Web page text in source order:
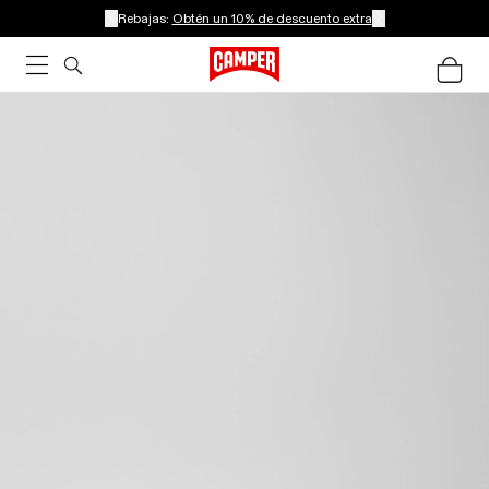
Rebajas: Obtén un 10% de descuento extra